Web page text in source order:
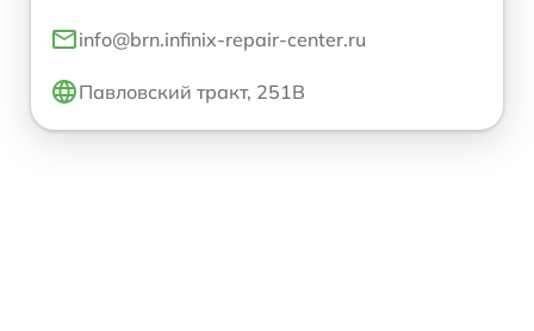
info@brn.infinix-repair-center.ru
Павловский тракт, 251В